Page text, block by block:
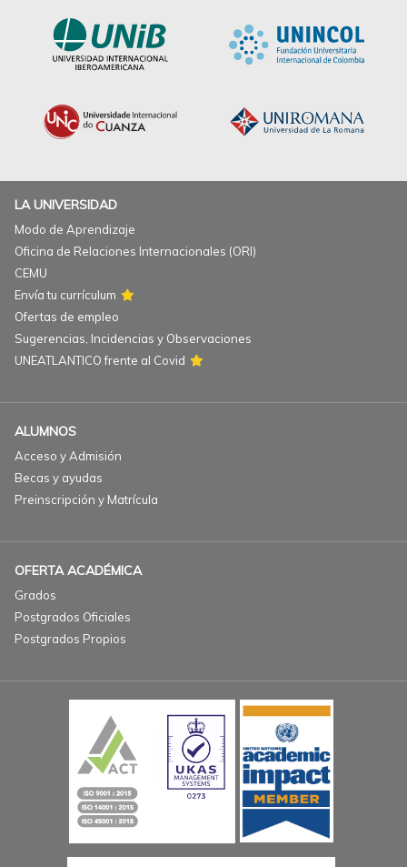
LA UNIVERSIDAD
Modo de Aprendizaje
Oficina de Relaciones Internacionales (ORI)
CEMU
Envía tu currículum
Ofertas de empleo
Sugerencias, Incidencias y Observaciones
UNEATLANTICO frente al Covid
ALUMNOS
Acceso y Admisión
Becas y ayudas
Preinscripción y Matrícula
OFERTA ACADÉMICA
Grados
Postgrados Oficiales
Postgrados Propios